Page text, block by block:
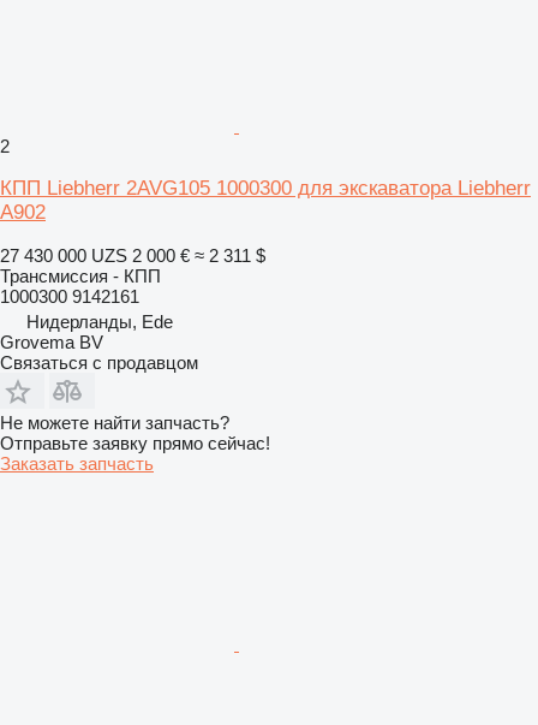
2
КПП Liebherr 2AVG105 1000300 для экскаватора Liebherr
A902
27 430 000 UZS 2 000 € ≈ 2 311 $
Трансмиссия - КПП
1000300 9142161
Нидерланды, Ede
Grovema BV
Связаться с продавцом
Не можете найти запчасть?
Отправьте заявку прямо сейчас!
Заказать запчасть